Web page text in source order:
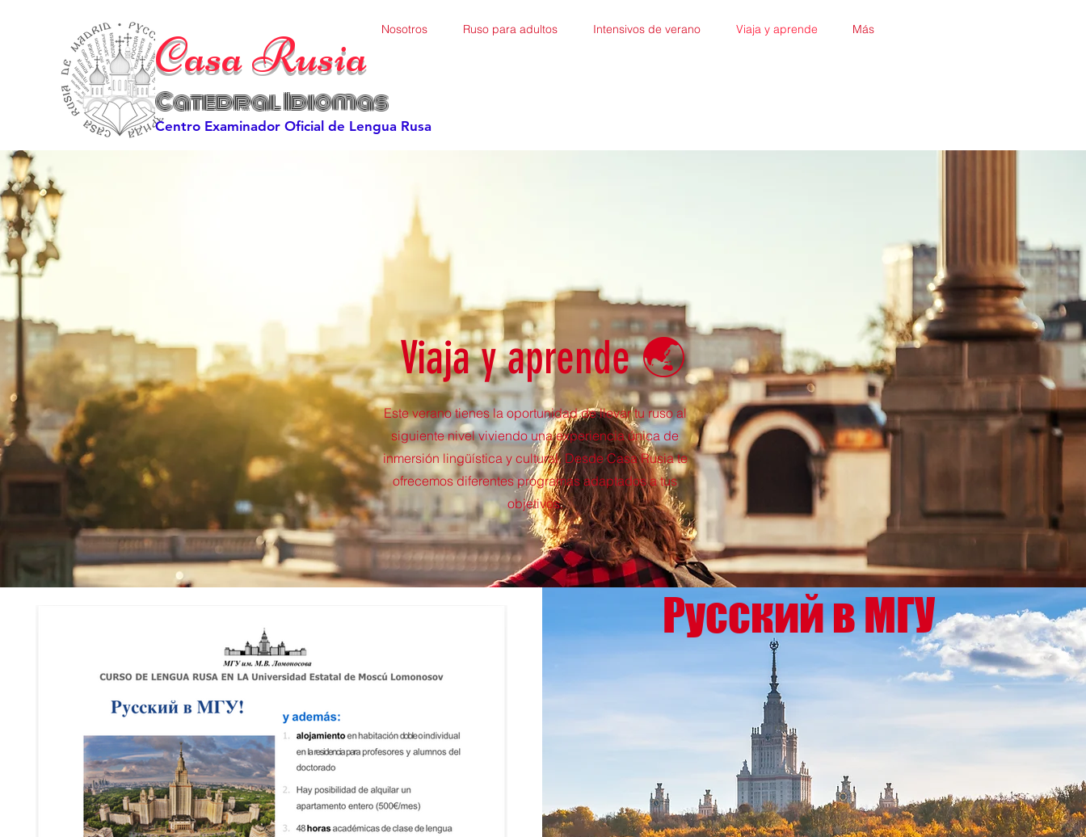
Nosotros Ruso para adultos Intensivos de verano Viaja y aprende Más
Casa Rusia
Catedral Idiomas
Centro Examinador Oficial de Lengua Rusa
Viaja y aprende 🌏
Este verano tienes la oportunidad de llevar tu ruso al
siguiente nivel viviendo una experiencia única de
inmersión lingüística y cultural. Desde Casa Rusia te
ofrecemos diferentes programas adaptados a tus
objetivos.
Русский в МГУ